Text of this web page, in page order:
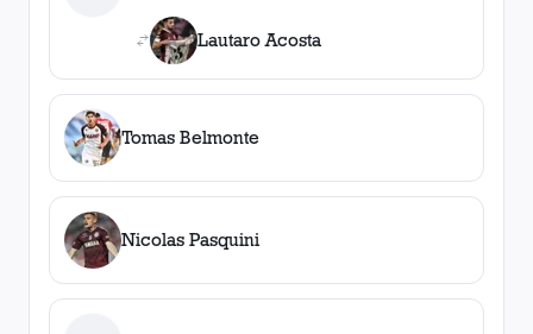
Lautaro Acosta
Tomas Belmonte
Nicolas Pasquini